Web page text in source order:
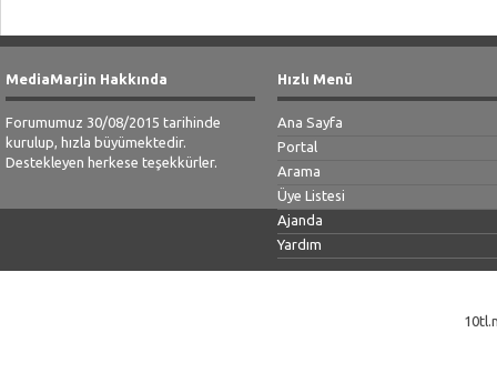
MediaMarjin Hakkında
Forumumuz 30/08/2015 tarihinde
kurulup, hızla büyümektedir.
Destekleyen herkese teşekkürler.
Hızlı Menü
Ana Sayfa
Portal
Arama
Üye Listesi
Ajanda
Yardım